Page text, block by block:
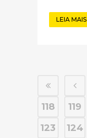
LEIA MAIS
118
119
123
124